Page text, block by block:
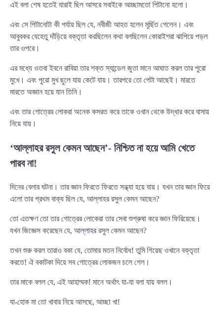
এই বলা শেষ হতেই যারাই ছিল আসরে সবাইকে আচ্ছামতো পিটানো হলো।
এবং সে পিটানোটা কী পর্যায় ছিল যে, নবীজী আহত হলেন মূর্ছিত গেলেন। এবং
আবুবকর যেহেতু দাঁড়িয়ে বক্তৃতা করছিলেন কথা বলছিলেন কোরাইশরা ঝাপিয়ে পড়ল
তার ওপরে।
এর মধ্যে ওতবা ইবনে রাবিয়া তার শক্ত স্যান্ডেল জুতা মানে আঘাত করল তার পুরো
মুখে। এবং পুরো মুখ ছুলে যায় কেটে যায়। তারপরে তো পেটা আছেই। মারতে
মারতে অজ্ঞান হয়ে যান তিনি।
এবং তার গোত্রের লোকরা অনেক কসরত করে তাকে ওখান থেকে উদ্ধার করে বাসায়
নিয়ে যায়।
‘আল্লাহর রসুল কেমন আছেন’- নিশ্চিত না হয়ে আমি খেতে
পারব না!
দিনের বেলার ঘটনা। তার জ্ঞান ফিরতে ফিরতে সন্ধ্যা হয়ে যায়। যখন তার জ্ঞান ফিরে
এলো তার প্রথম বাক্য ছিল যে, আল্লাহর রসুল কেমন আছেন?
তো এতক্ষণ তো তার গোত্রের লোকেরা তার সেবা শুশ্রুষা করে জ্ঞান ফিরিয়েছে।
যখন জিজ্ঞেস করেছেন যে, আল্লাহর রসুল কেমন আছেন?
তখন শুরু করল তারাও বকা যে, তোমার মতন নির্বোধ! তুমি গিয়েছ ওখানে বক্তৃতা
করতে! ঐ বকাটকা দিয়ে সব গোত্রের লোকজন চলে গেল।
তার মাকে বলল যে, এই আহাম্মক! মানে অর্থাৎ যা-যা বলা যায় বলল।
যা-হোক মা তো খাবার নিয়ে আসছে, আচ্ছা খা!